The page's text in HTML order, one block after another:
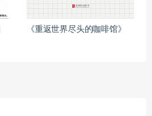
《重返世界尽头的咖啡馆》